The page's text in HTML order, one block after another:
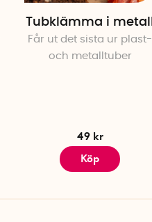
Tubklämma i metall
Får ut det sista ur plast-
och metalltuber
49 kr
Köp